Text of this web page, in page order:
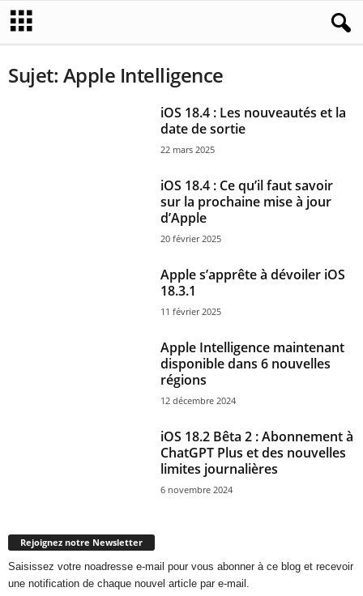
Sujet: Apple Intelligence
iOS 18.4 : Les nouveautés et la
date de sortie
22 mars 2025
iOS 18.4 : Ce qu’il faut savoir
sur la prochaine mise à jour
d’Apple
20 février 2025
Apple s’apprête à dévoiler iOS
18.3.1
11 février 2025
Apple Intelligence maintenant
disponible dans 6 nouvelles
régions
12 décembre 2024
iOS 18.2 Bêta 2 : Abonnement à
ChatGPT Plus et des nouvelles
limites journalières
6 novembre 2024
Rejoignez notre Newsletter
Saisissez votre noadresse e-mail pour vous abonner à ce blog et recevoir
une notification de chaque nouvel article par e-mail.